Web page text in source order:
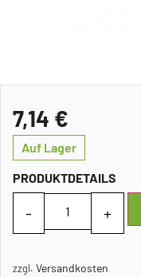
7,14 €
Auf Lager
PRODUKTDETAILS
zzgl. Versandkosten